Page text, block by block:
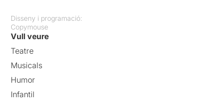
Disseny i programació:
Copymouse
Vull veure
Teatre
Musicals
Humor
Infantil